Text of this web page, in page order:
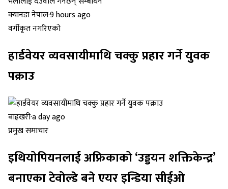
क्यानडा नेपाल·9 hours ago
वर्गीकृत नगरिएको
हार्डवेयर व्यवसायीमाथि चक्कु प्रहार गर्ने युुवक
पक्राउ
बाह्रखरी·a day ago
प्रमुख समाचार
इथियोपियनलाई अफ्रिकाको ‘उड्डयन शक्तिकेन्द्र’
बनाएका टेवोल्डे बने एयर इन्डिया सीईओ